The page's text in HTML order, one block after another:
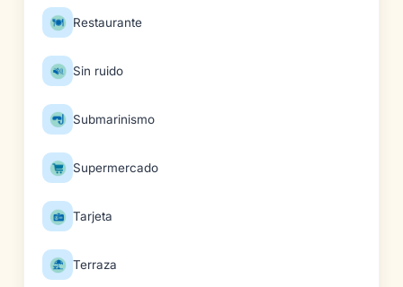
Restaurante
Sin ruido
Submarinismo
Supermercado
Tarjeta
Terraza